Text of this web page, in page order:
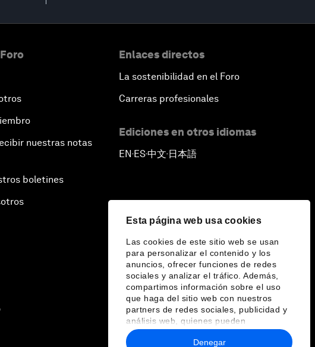
Esta página web usa cookies
Las cookies de este sitio web se usan
para personalizar el contenido y los
anuncios, ofrecer funciones de redes
sociales y analizar el tráfico. Además,
compartimos información sobre el uso
que haga del sitio web con nuestros
partners de redes sociales, publicidad y
análisis web, quienes pueden
combinarla con otra información que les
haya proporcionado o que hayan
Denegar
nuestras notas
boletines
Enlaces directos
La sostenibilidad en el Foro
Carreras profesionales
Ediciones en otros idiomas
EN▪ES▪中文▪ 日本語